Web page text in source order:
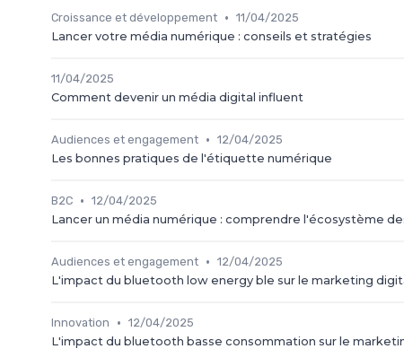
Croissance et développement • 11/04/2025
Lancer votre média numérique : conseils et stratégies
11/04/2025
Comment devenir un média digital influent
Audiences et engagement • 12/04/2025
Les bonnes pratiques de l'étiquette numérique
B2C • 12/04/2025
Lancer un média numérique : comprendre l'écosystème
Audiences et engagement • 12/04/2025
L'impact du bluetooth low energy ble sur le marketing
Innovation • 12/04/2025
L'impact du bluetooth basse consommation sur le